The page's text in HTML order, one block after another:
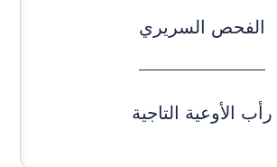
الفحص السریري
رأب الأوعیة التاجیة